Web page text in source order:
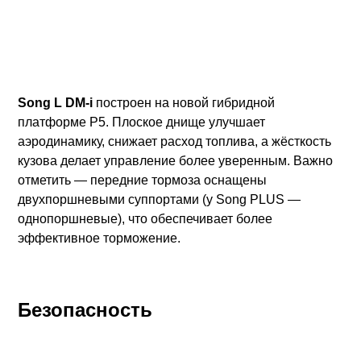
Song L DM-i построен на новой гибридной
платформе P5. Плоское днище улучшает
аэродинамику, снижает расход топлива, а жёсткость
кузова делает управление более уверенным. Важно
отметить — передние тормоза оснащены
двухпоршневыми суппортами (у Song PLUS —
однопоршневые), что обеспечивает более
эффективное торможение.
Безопасность